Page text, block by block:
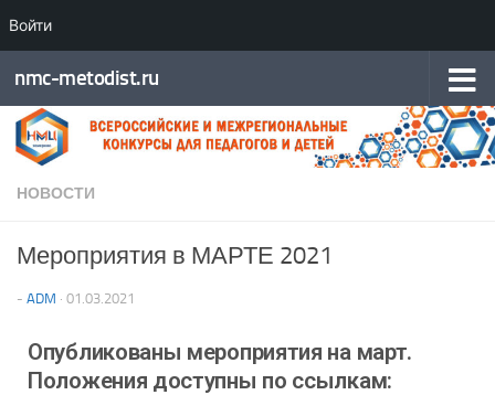
ВойтиПерейти к содержимому
nmc-metodist.ru
НОВОСТИ
Мероприятия в МАРТЕ 2021
- ADM · 01.03.2021
Опубликованы мероприятия на март.
Положения доступны по ссылкам: